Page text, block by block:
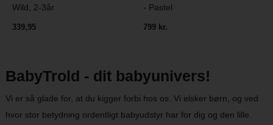
Wild, 2-3år
339,95
- Pastel
799 kr.
BabyTrold - dit babyunivers!
Vi er så glade for, at du kigger forbi hos os. Vi elsker børn, og ved
hvor stor betydning ordentligt babyudstyr har for dig og den lille.